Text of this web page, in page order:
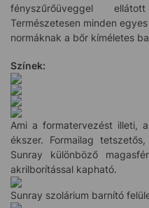
fényszűrőüveggel
Természetesen minden
normáknak a bőr kíméletes
Színek:
Ami a formatervezést illeti,
ékszer. Formailag
Sunray különböző
akrilborítással kapható.
Sunray szolárium barnító